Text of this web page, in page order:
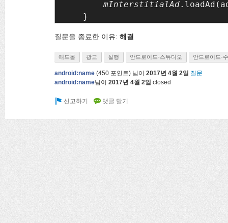
mInterstitialAd
}
질문을 종료한 이유: 해결
애드몹 광고 실행 안드로이드-스튜디오 안드로이드-
android:name (450 포인트) 님이 2017년 4월 2일 질문
android:name님이 2017년 4월 2일 closed